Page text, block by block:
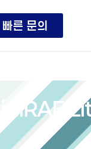
빠른 문의